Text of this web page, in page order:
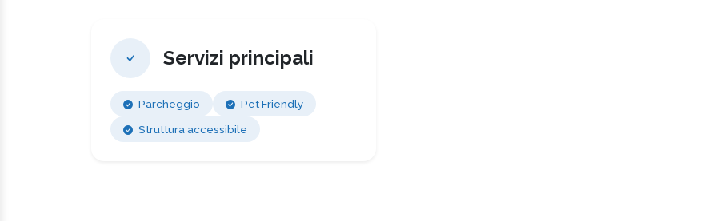
Servizi principali
Parcheggio
Pet Friendly
Struttura accessibile